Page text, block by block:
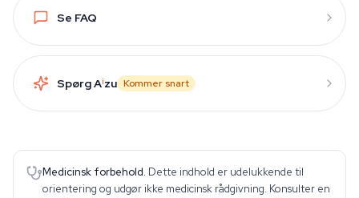
Se FAQ
Spørg Aizu Kommer snart
Medicinsk forbehold. Dette indhold er udelukkende til
orientering og udgør ikke medicinsk rådgivning. Konsulter en